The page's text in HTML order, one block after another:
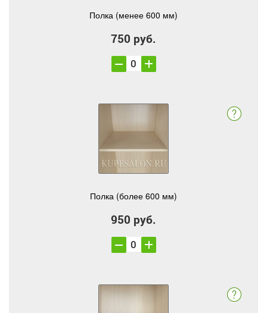
Полка (менее 600 мм)
750 руб.
Полка (более 600 мм)
950 руб.